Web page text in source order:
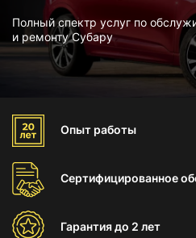
Полный спектр услуг по
и ремонту Субару
Опыт работы
Сертифицированное
Гарантиядо 2 лет